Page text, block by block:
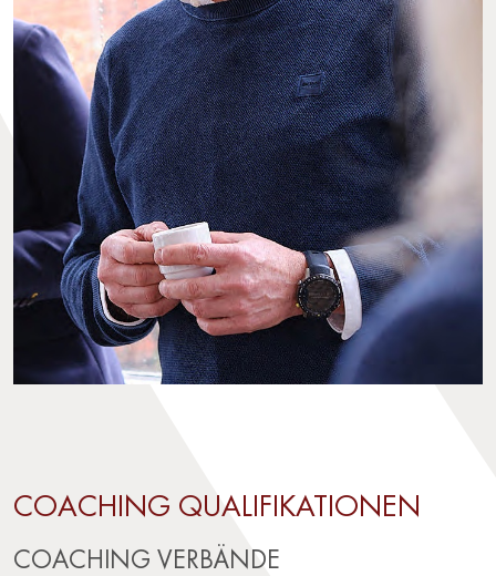
COACHING QUALIFIKATIONEN
COACHING VERBÄNDE